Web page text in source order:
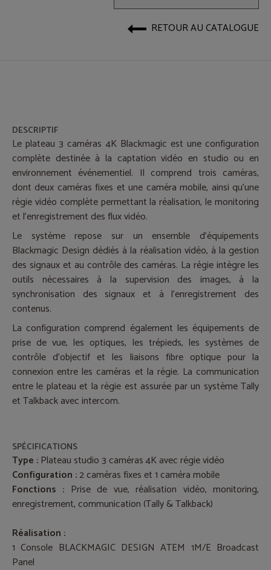
RETOUR AU CATALOGUE
DESCRIPTIF
Le plateau 3 caméras 4K Blackmagic est une configuration
complète destinée à la captation vidéo en studio ou en
environnement événementiel. Il comprend trois caméras,
dont deux caméras fixes et une caméra mobile, ainsi qu’une
régie vidéo complète permettant la réalisation, le monitoring
et l’enregistrement des flux vidéo.
Le système repose sur un ensemble d’équipements
Blackmagic Design dédiés à la réalisation vidéo, à la gestion
des signaux et au contrôle des caméras. La régie intègre les
outils nécessaires à la supervision des images, à la
synchronisation des signaux et à l’enregistrement des
contenus.
La configuration comprend également les équipements de
prise de vue, les optiques, les trépieds, les systèmes de
contrôle d’objectif et les liaisons fibre optique pour la
connexion entre les caméras et la régie. La communication
entre le plateau et la régie est assurée par un système Tally
et Talkback avec intercom.
SPÉCIFICATIONS
Type :Plateau studio 3 caméras 4K avec régie vidéo
Configuration :2 caméras fixes et 1 caméra mobile
Fonctions : Prise de vue, réalisation vidéo, monitoring,
enregistrement, communication (Tally & Talkback)
Réalisation :
1 Console BLACKMAGIC DESIGN ATEM 1M/E Broadcast
Panel